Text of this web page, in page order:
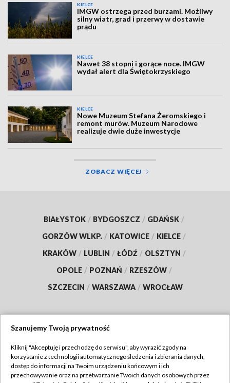
KIELCE
IMGW ostrzega przed burzami. Możliwy
silny wiatr, grad i przerwy w dostawie
prądu
KIELCE
Nawet 38 stopni i gorące noce. IMGW
wydał alert dla Świętokrzyskiego
KIELCE
Nowe Muzeum Stefana Żeromskiego i
remont murów. Muzeum Narodowe
realizuje dwie duże inwestycje
ZOBACZ WIĘCEJ
BIAŁYSTOK / BYDGOSZCZ / GDAŃSK /
GORZÓW WLKP. / KATOWICE / KIELCE /
KRAKÓW / LUBLIN / ŁÓDŹ / OLSZTYN /
OPOLE / POZNAŃ / RZESZÓW /
SZCZECIN / WARSZAWA / WROCŁAW
TVP
Abonament TVP
Regulamin TVP
Szanujemy Twoją prywatność
Kliknij "Akceptuję i przechodzę do serwisu", aby wyrazić zgody na
korzystanie z technologii automatycznego śledzenia i zbierania danych,
dostęp do informacji na Twoim urządzeniu końcowym i ich
przechowywanie oraz na przetwarzanie Twoich danych osobowych przez